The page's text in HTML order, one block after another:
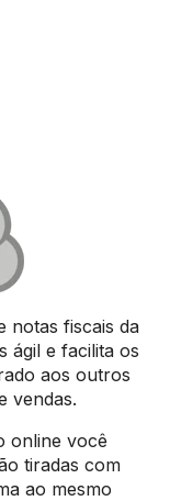
notas fiscais da
ágil e facilita os
aos outros
vendas.
online você
tiradas com
ao mesmo